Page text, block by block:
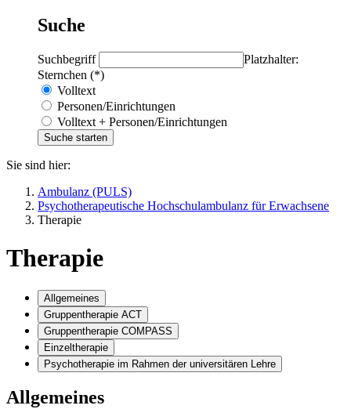
Suche
Suchbegriff
Platzhalter:
Sternchen (*)
Volltext
Personen/Einrichtungen
Volltext + Personen/Einrichtungen
Sie sind hier:
Ambulanz (PULS)
Psychotherapeutische Hochschulambulanz für Erwachsene
Therapie
Therapie
Allgemeines
Gruppentherapie ACT
Gruppentherapie COMPASS
Einzeltherapie
Psychotherapie im Rahmen der universitären Lehre
Allgemeines